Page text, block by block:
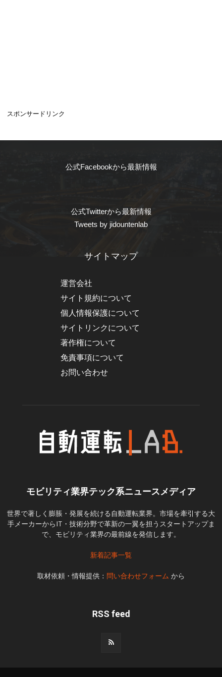
スポンサードリンク
公式Facebookから最新情報
公式Twitterから最新情報
Tweets by jidountenlab
サイトマップ
運営会社
サイト規約について
個人情報保護について
サイトリンクについて
著作権について
免責事項について
お問い合わせ
モビリティ業界テック系ニュースメディア
世界で著しく膨脹・発展を続ける自動運転業界。市場を牽引する大
手メーカーからIT・技術分野で革新の一翼を担うスタートアップま
で、モビリティ業界の最前線を発信します。
新着記事一覧
取材依頼・情報提供： 問い合わせフォーム から
RSS feed